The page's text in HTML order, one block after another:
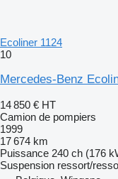
Ecoliner 1124
10
Mercedes-Benz
14 850 € HT
Camion de pompiers
1999
17 674 km
Puissance 240 ch (176
Suspension ressort/